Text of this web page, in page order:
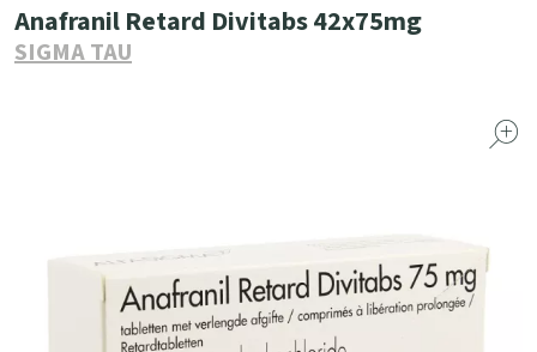
Anafranil Retard Divitabs 42x75mg
SIGMA TAU